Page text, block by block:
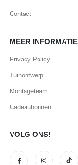
Contact
MEER INFORMATIE
Privacy Policy
Tuinontwerp
Montageteam
Cadeaubonnen
VOLG ONS!